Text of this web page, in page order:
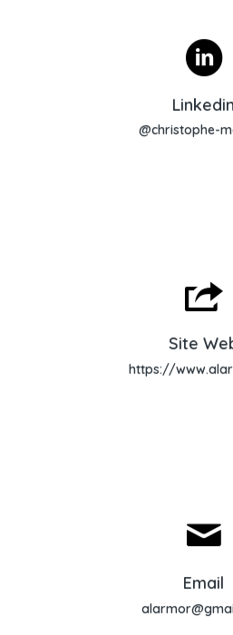
Linkedin
@christophe-
Site
https://
Site Web
Email
Envoyer un